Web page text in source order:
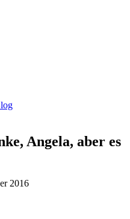
Angela, aber es
2016